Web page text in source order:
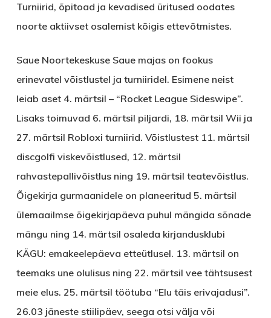
Turniirid, õpitoad ja kevadised üritused oodates
noorte aktiivset osalemist kõigis ettevõtmistes.
Saue Noortekeskuse Saue majason fookus
erinevatel võistlustel ja turniiridel. Esimene neist
leiab aset 4. märtsil – “Rocket League Sideswipe”.
Lisaks toimuvad 6. märtsil piljardi, 18. märtsil Wii ja
27. märtsil Robloxi turniirid. Võistlustest 11. märtsil
discgolfi viskevõistlused, 12. märtsil
rahvastepallivõistlus ning 19. märtsil teatevõistlus.
Õigekirja gurmaanidele on planeeritud 5. märtsil
ülemaailmse õigekirjapäeva puhul mängida sõnade
mängu ning 14. märtsil osaleda kirjandusklubi
KÄGU: emakeelepäeva etteütlusel. 13. märtsil on
teemaks une olulisus ning 22. märtsil vee tähtsusest
meie elus. 25. märtsil töötuba “Elu täis erivajadusi”.
26.03 jäneste stiilipäev, seega otsi välja või